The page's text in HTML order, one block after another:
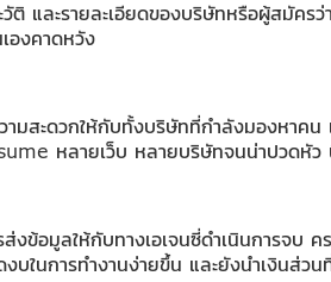
และรายละเอียดของบริษัทหรือผู้สมัคร
องคาดหวัง
ามสะดวกให้กับทั้งบริษัทที่กำลังมองหา
หลายเว็บ หลายบริษัทจนน่าปวดหั
อมูลให้กับทางเอเจนซี่ดำเนินการจบ
ในการทำงานง่ายขึ้น และยังนำเงินส่วน